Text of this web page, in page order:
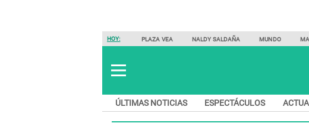
HOY: PLAZA VEA NALDY SALDAÑA MUNDO
ÚLTIMAS NOTICIAS ESPECTÁCULOS